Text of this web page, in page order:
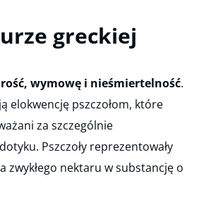
greckiej
wymowę i nieśmiertelność.
elokwencję pszczołom, które
za szczególnie
Pszczoły reprezentowały
zwykłego nektaru w substancję o